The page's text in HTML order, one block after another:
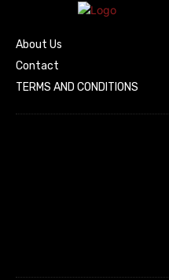
About Us
Contact
TERMS AND CONDITIONS